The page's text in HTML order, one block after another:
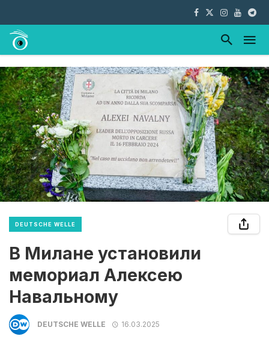
DEUTSCHE WELLE
В Милане установили
мемориал Алексею
Навальному
DEUTSCHE WELLE 16.03.2025